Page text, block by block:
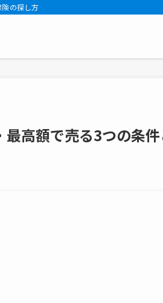
の探し方
高額で売る3つの条